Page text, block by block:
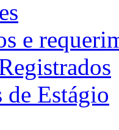
e
Estágio